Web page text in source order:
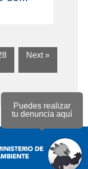
Puedes realizar
tu denuncia aquí
Next »